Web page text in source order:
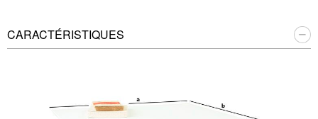
CARACTÉRISTIQUES